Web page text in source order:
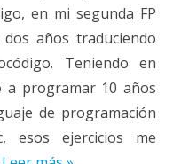
en mi segunda FP
años traduciendo
Teniendo en
a programar 10 años
de programación
esos ejercicios me